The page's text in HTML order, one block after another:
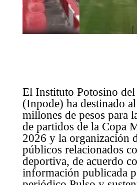
El Instituto Potosino
(Inpode) ha destinado
millones de pesos para
de partidos de la Copa
2026 y la organización
públicos relacionados
deportiva, de acuerdo
información publicada